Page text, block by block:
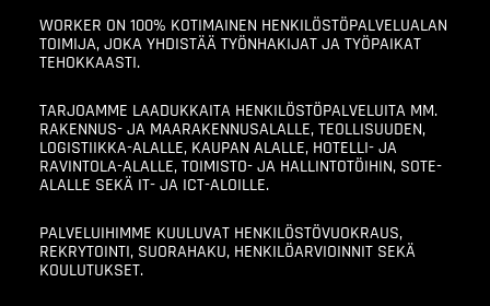
WORKER ON 100% KOTIMAINEN HENKILÖSTÖPALVELUALAN
TOIMIJA, JOKA YHDISTÄÄ TYÖNHAKIJAT JA TYÖPAIKAT
TEHOKKAASTI.
TARJOAMME LAADUKKAITA HENKILÖSTÖPALVELUITA MM.
RAKENNUS- JA MAARAKENNUSALALLE, TEOLLISUUDEN,
LOGISTIIKKA-ALALLE, KAUPAN ALALLE, HOTELLI- JA
RAVINTOLA-ALALLE, TOIMISTO- JA HALLINTOTÖIHIN, SOTE-
ALALLE SEKÄ IT- JA ICT-ALOILLE.
PALVELUIHIMME KUULUVAT HENKILÖSTÖVUOKRAUS,
REKRYTOINTI, SUORAHAKU, HENKILÖARVIOINNIT SEKÄ
KOULUTUKSET.